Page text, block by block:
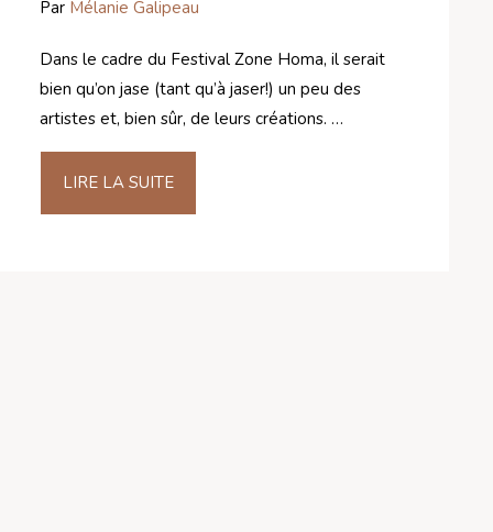
Par Mélanie Galipeau
Dans le cadre du Festival Zone Homa, il serait
bien qu’on jase (tant qu’à jaser!) un peu des
artistes et, bien sûr, de leurs créations. …
LIRE LA SUITE